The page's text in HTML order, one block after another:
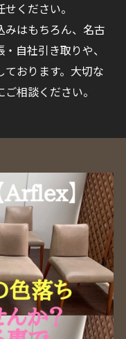
ください。
はもちろん、名古
自社引き取りや、
おります。大切な
相談ください。